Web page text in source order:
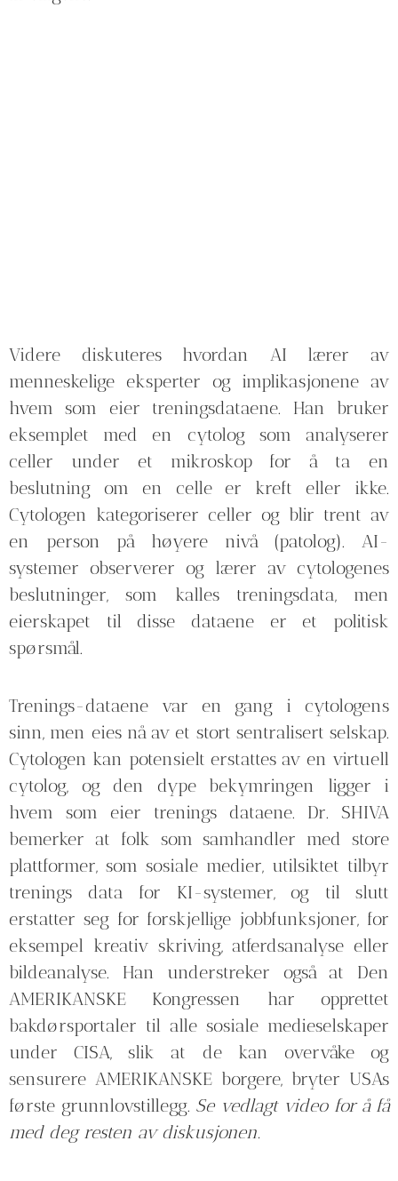
Videre diskuteres hvordan AI lærer av
menneskelige eksperter og implikasjonene av
hvem som eier treningsdataene. Han bruker
eksemplet med en cytolog som analyserer
celler under et mikroskop for å ta en
beslutning om en celle er kreft eller ikke.
Cytologen kategoriserer celler og blir trent av
en person på høyere nivå (patolog). AI-
systemer observerer og lærer av cytologenes
beslutninger, som kalles treningsdata, men
eierskapet til disse dataene er et politisk
spørsmål.
Trenings-dataene var en gang i cytologens
sinn, men eies nå av et stort sentralisert selskap.
Cytologen kan potensielt erstattes av en virtuell
cytolog, og den dype bekymringen ligger i
hvem som eier trenings dataene. Dr. SHIVA
bemerker at folk som samhandler med store
plattformer, som sosiale medier, utilsiktet tilbyr
trenings data for KI-systemer, og til slutt
erstatter seg for forskjellige jobbfunksjoner, for
eksempel kreativ skriving, atferdsanalyse eller
bildeanalyse. Han understreker også at Den
AMERIKANSKE Kongressen har opprettet
bakdørsportaler til alle sosiale medieselskaper
under CISA, slik at de kan overvåke og
sensurere AMERIKANSKE borgere, bryter USAs
første grunnlovstillegg. Se vedlagt video for å få
med deg resten av diskusjonen.